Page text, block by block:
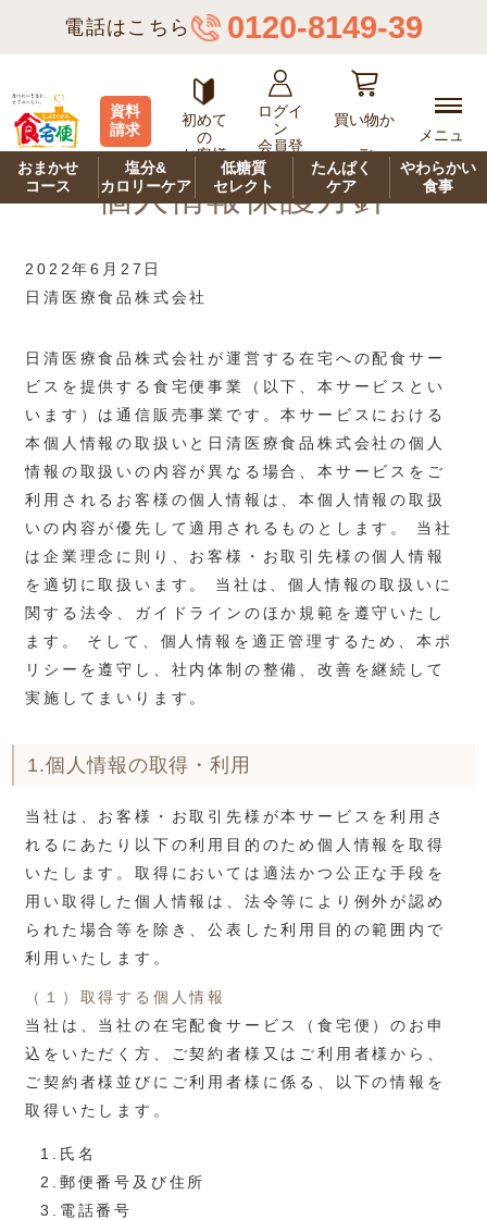
電話はこちら 0120-8149-39
資料
請求
初めて
の
お客様
ログイ
ン
会員登
買い物か
ご
メニュ
ー
おまかせ
コース
塩分&
カロリーケア
低糖質
セレクト
たんぱく
ケア
やわらかい
食事
食宅便トップページ 個人情報保護方針
個人情報保護方針
2022年6月27日
日清医療食品株式会社
日清医療食品株式会社が運営する在宅への配食サー
ビスを提供する食宅便事業（以下、本サービスとい
います）は通信販売事業です。本サービスにおける
本個人情報の取扱いと日清医療食品株式会社の個人
情報の取扱いの内容が異なる場合、本サービスをご
利用されるお客様の個人情報は、本個人情報の取扱
いの内容が優先して適用されるものとします。 当社
は企業理念に則り、お客様・お取引先様の個人情報
を適切に取扱います。 当社は、個人情報の取扱いに
関する法令、ガイドラインのほか規範を遵守いたし
ます。 そして、個人情報を適正管理するため、本ポ
リシーを遵守し、社内体制の整備、改善を継続して
実施してまいります。
1.個人情報の取得・利用
当社は、お客様・お取引先様が本サービスを利用さ
れるにあたり以下の利用目的のため個人情報を取得
いたします。取得においては適法かつ公正な手段を
用い取得した個人情報は、法令等により例外が認め
られた場合等を除き、公表した利用目的の範囲内で
利用いたします。
（１）取得する個人情報
当社は、当社の在宅配食サービス（食宅便）のお申
込をいただく方、ご契約者様又はご利用者様から、
ご契約者様並びにご利用者様に係る、以下の情報を
取得いたします。
1.氏名
2.郵便番号及び住所
3.電話番号